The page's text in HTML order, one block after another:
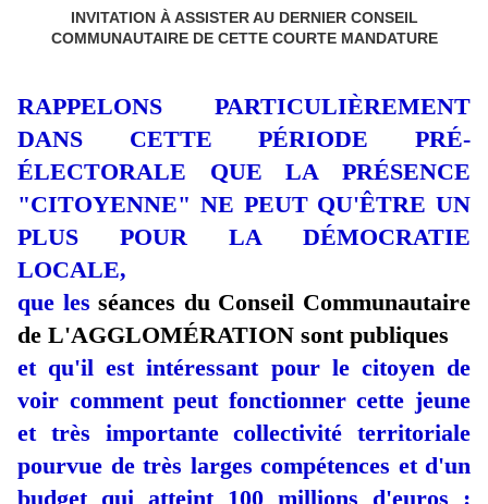
INVITATION À ASSISTER AU DERNIER CONSEIL
COMMUNAUTAIRE DE CETTE COURTE MANDATURE
RAPPELONS PARTICULIÈREMENT
DANS CETTE PÉRIODE PRÉ-
ÉLECTORALE QUE LA PRÉSENCE
"CITOYENNE" NE PEUT QU'ÊTRE UN
PLUS POUR LA DÉMOCRATIE
LOCALE,
que lesséances du Conseil Communautaire
de L'AGGLOMÉRATION sont publiques
et qu'il est intéressant pour le citoyen de
voir comment peut fonctionner cette jeune
et très importante collectivité territoriale
pourvue de très larges compétences et d'un
budget qui atteint 100 millions d'euros :